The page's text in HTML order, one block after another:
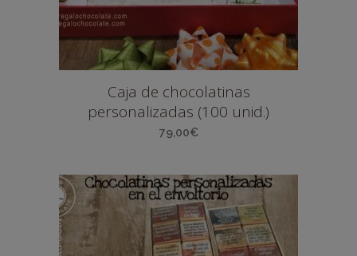
Caja de chocolatinas
personalizadas (100 unid.)
79,00€